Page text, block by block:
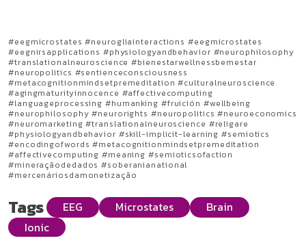
#eegmicrostates #neurogliainteractions #eegmicrostates
#eegnirsapplications #physiologyandbehavior #neurophilosophy
#translationalneuroscience #bienestarwellnessbemestar
#neuropolitics #sentienceconsciousness
#metacognitionmindsetpremeditation #culturalneuroscience
#agingmaturityinnocence #affectivecomputing
#languageprocessing #humanking #fruición #wellbeing
#neurophilosophy #neurorights #neuropolitics #neuroeconomics
#neuromarketing #translationalneuroscience #religare
#physiologyandbehavior #skill-implicit-learning #semiotics
#encodingofwords #metacognitionmindsetpremeditation
#affectivecomputing #meaning #semioticsofaction
#mineraçãodedados #soberanianational
#mercenáriosdamonetização
Tags EEG Microstates
Brain
Ionic